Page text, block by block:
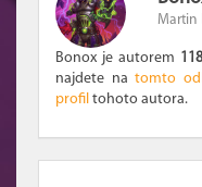
Martin
Bonox je autorem 118
najdete natomto
profil tohoto autora.